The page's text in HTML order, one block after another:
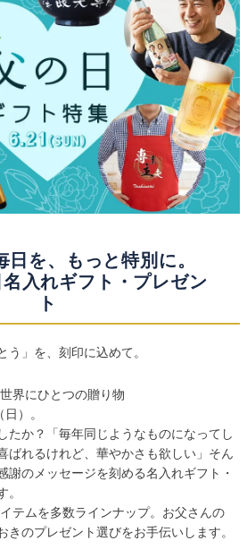
日を、もっと特別に。
入れギフト・プレゼン
ト
」を、刻印に込めて。
界にひとつの贈り物
）。
たか？「毎年同じようなものになってし
ばれるけれど、華やかさも欲しい」そん
謝のメッセージを刻める名入れギフト・
。
テムを多数ラインナップ。お父さんの
きのプレゼント選びをお手伝いします。